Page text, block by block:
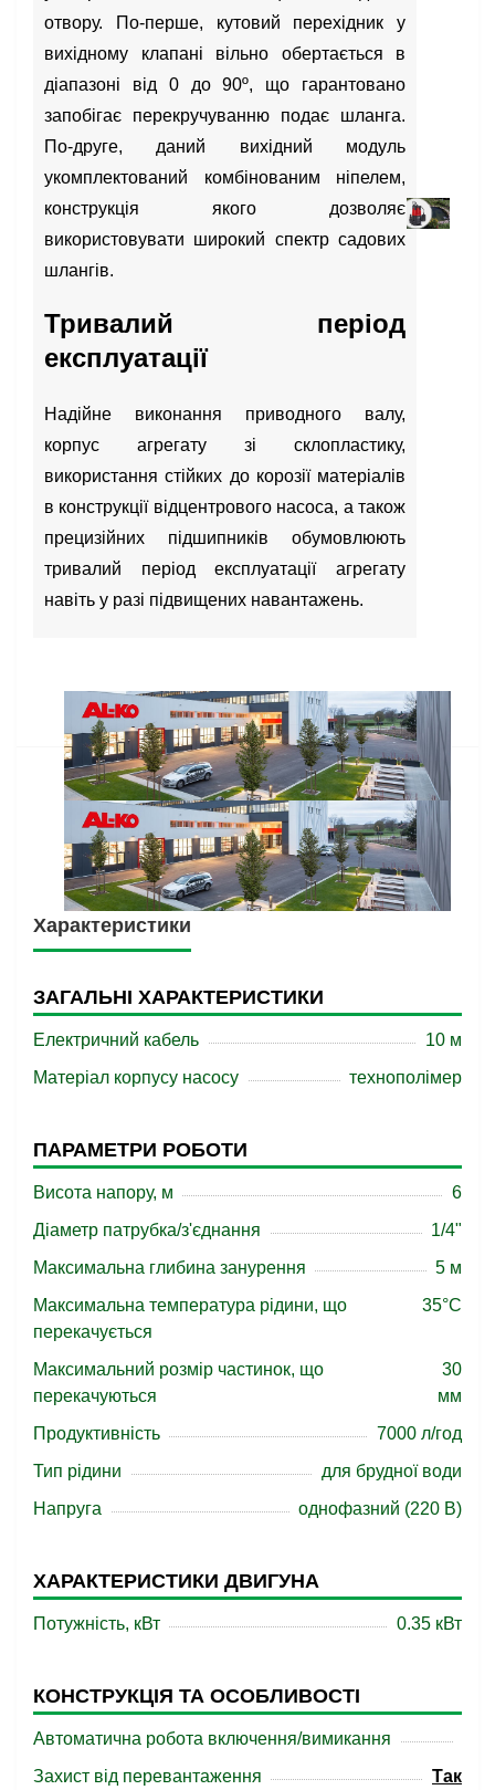
отвору. По-перше, кутовий перехідник у
вихідному клапані вільно обертається в
діапазоні від 0 до 90º, що гарантовано
запобігає перекручуванню подає шланга.
По-друге, даний вихідний модуль
укомплектований комбінованим ніпелем,
конструкція якого дозволяє
використовувати широкий спектр садових
шлангів.
Тривалий період
експлуатації
Надійне виконання приводного валу,
корпус агрегату зі склопластику,
використання стійких до корозії матеріалів
в конструкції відцентрового насоса, а також
прецизійних підшипників обумовлюють
тривалий період експлуатації агрегату
навіть у разі підвищених навантажень.
Характеристики
ЗАГАЛЬНІ ХАРАКТЕРИСТИКИ
Електричний кабель
10 м
Матеріал корпусу насосу
технополімер
ПАРАМЕТРИ РОБОТИ
Висота напору, м
6
Діаметр патрубка/з'єднання
1/4"
Максимальна глибина занурення
5 м
Максимальна температура рідини, що
перекачується
35°C
Максимальний розмір частинок, що
перекачуються
30
мм
Продуктивність
7000 л/год
Тип рідини
для брудної води
Напруга
однофазний (220 В)
ХАРАКТЕРИСТИКИ ДВИГУНА
Потужність, кВт 0.35 кВт
КОНСТРУКЦІЯ ТА ОСОБЛИВОСТІ
Автоматична робота включення/вимикання
Захист від перевантаження
Так